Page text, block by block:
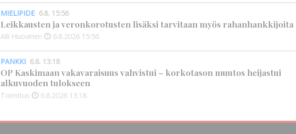
MIELIPIDE 6.8. 15:56
Leikkausten ja veronkorotusten lisäksi tarvitaan myös rahanhankkijoita
Alli Huovinen 6.8.2026 15:56
PANKKI 6.8. 13:18
OP Kaskimaan vakavaraisuus vahvistui – korkotason muutos heijastui
alkuvuoden tulokseen
Toimitus 6.8.2026 13:18